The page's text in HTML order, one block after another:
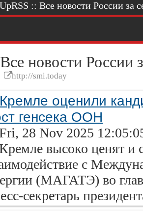
UpRSS :: Все новости России за
новости России
http://smi.today
оценили
генсека ООН
28 Nov 2025
высоко ценят и
с
(МАГАТЭ) во
секретарь